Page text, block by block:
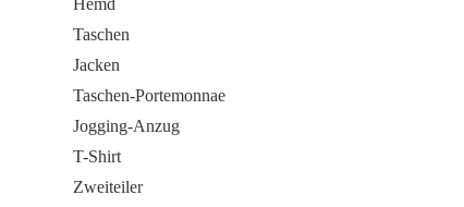
Hemd
Taschen
Jacken
Taschen-Portemonnae
Jogging-Anzug
T-Shirt
Zweiteiler